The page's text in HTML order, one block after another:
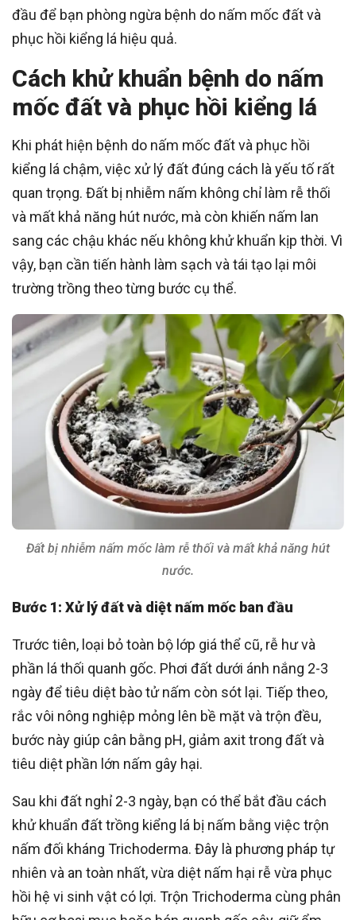
đầu để bạn phòng ngừa bệnh do nấm mốc đất và
phục hồi kiểng lá hiệu quả.
Cách khử khuẩn bệnh do nấm
mốc đất và phục hồi kiểng lá
Khi phát hiện bệnh do nấm mốc đất và phục hồi
kiểng lá chậm, việc xử lý đất đúng cách là yếu tố rất
quan trọng. Đất bị nhiễm nấm không chỉ làm rễ thối
và mất khả năng hút nước, mà còn khiến nấm lan
sang các chậu khác nếu không khử khuẩn kịp thời. Vì
vậy, bạn cần tiến hành làm sạch và tái tạo lại môi
trường trồng theo từng bước cụ thể.
Đất bị nhiễm nấm mốc làm rễ thối và mất khả năng hút
nước.
Bước 1: Xử lý đất và diệt nấm mốc ban đầu
Trước tiên, loại bỏ toàn bộ lớp giá thể cũ, rễ hư và
phần lá thối quanh gốc. Phơi đất dưới ánh nắng 2-3
ngày để tiêu diệt bào tử nấm còn sót lại. Tiếp theo,
rắc vôi nông nghiệp mỏng lên bề mặt và trộn đều,
bước này giúp cân bằng pH, giảm axit trong đất và
tiêu diệt phần lớn nấm gây hại.
Sau khi đất nghỉ 2-3 ngày, bạn có thể bắt đầu cách
khử khuẩn đất trồng kiểng lá bị nấm bằng việc trộn
nấm đối kháng Trichoderma. Đây là phương pháp tự
nhiên và an toàn nhất, vừa diệt nấm hại rễ vừa phục
hồi hệ vi sinh vật có lợi. Trộn Trichoderma cùng phân